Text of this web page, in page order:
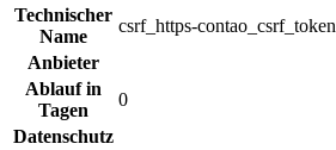
Technischer
Name
csrf_https-contao_csrf_token
Anbieter
Ablauf in
Tagen
0
Datenschutz